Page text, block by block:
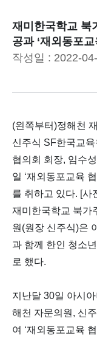
재미한국학교 북
공과 ‘재외동포교
작성일 : 2022-
(왼쪽부터)정해천
신주식 SF한국교
협의회 회장, 임수
일 ‘재외동포교육
를 취하고 있다. [사
재미한국학교 북가
원(원장 신주식)은
과 함께 한인 청소
로 했다.
지난달 30일 아시
해천 자문의원, 신
여 ‘재외동포교육